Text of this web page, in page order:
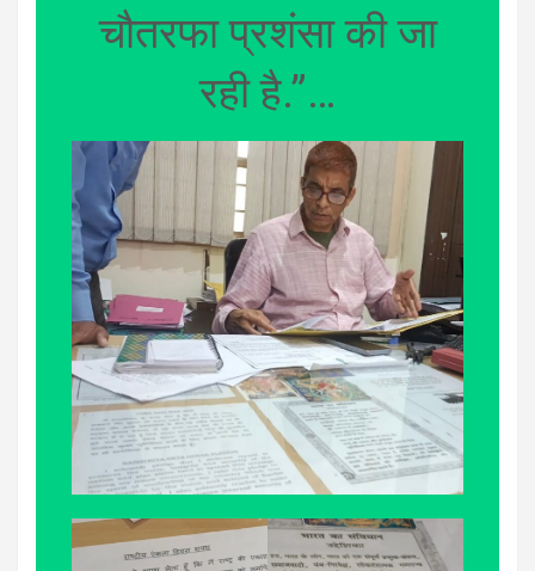
चौतरफा प्रशंसा की जा
रही है.”…